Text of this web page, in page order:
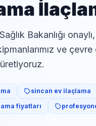
Bakanlığı
ve
sincan ev ilaçlama
fiyatları